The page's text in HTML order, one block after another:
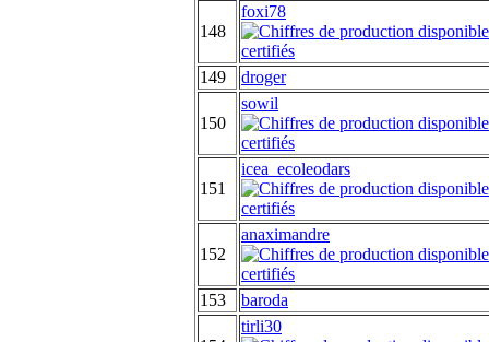
148
foxi78
149 droger
150
sowil
151
icea_ecoleodars
152
anaximandre
153 baroda
tirli30